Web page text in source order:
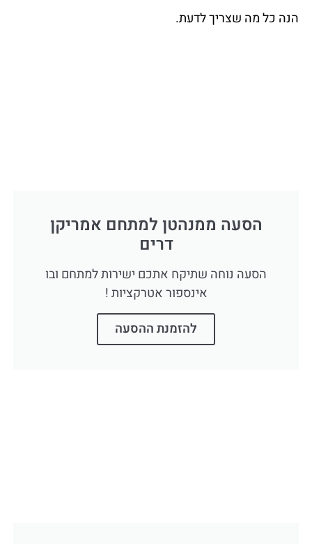
הנה כל מה שצריך לדעת.
הסעה ממנהטן למתחם אמריקן
דרים
הסעה נוחה שתיקח אתכם ישירות למתחם ובו
אינספור אטרקציות !
להזמנת ההסעה